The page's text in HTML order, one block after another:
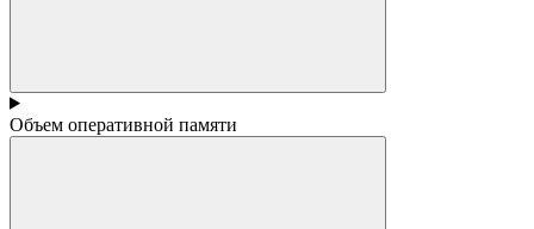
Объем оперативной памяти